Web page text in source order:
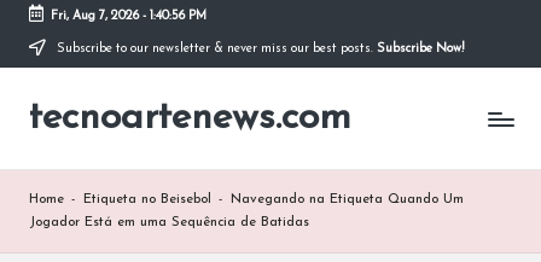
Skip
content
Fri, Aug 7, 2026- 1:40:57 PM
Subscribe to our newsletter & never miss our best posts. Subscribe Now!
tecnoartenews.com
Home - Etiqueta no Beisebol -
Navegando na Etiqueta Quando Um
Jogador Está em uma Sequência de Batidas